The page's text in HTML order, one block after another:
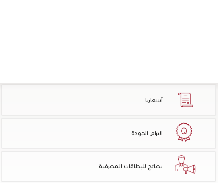
أسعارنا
التزام الجودة
نصائح للبطاقات المصرفية